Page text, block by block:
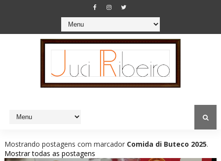
Mostrando postagens com marcador Comida di Buteco 2025.
Mostrar todas as postagens